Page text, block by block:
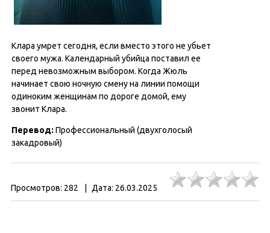
Клара умрет сегодня, если вместо этого не убьет
своего мужа. Календарный убийца поставил ее
перед невозможным выбором. Когда Жюль
начинает свою ночную смену на линии помощи
одиноким женщинам по дороге домой, ему
звонит Клара.
Перевод: Профессиональный (двухголосый
закадровый)
Просмотров: 282 Дата: 26.03.2025